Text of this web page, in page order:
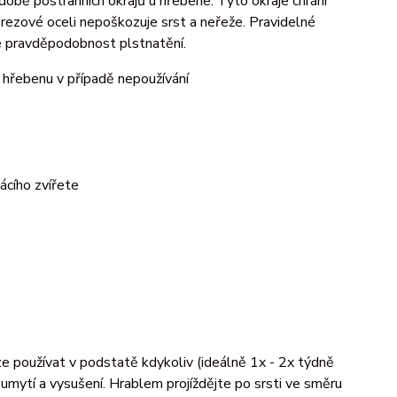
oceli nepoškozuje srst a neřeže. Pravidelné
pravděpodobnost plstnatění.
v případě nepoužívání
zvířete
používat v podstatě kdykoliv (ideálně 1x - 2x týdně
a vysušení. Hrablem projíždějte po srsti ve směru